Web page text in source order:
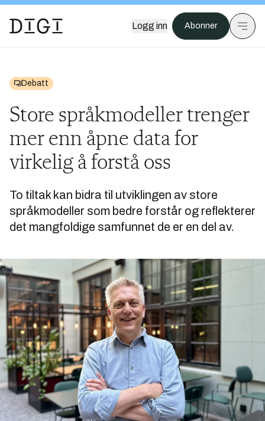
Logg inn Abonner
Debatt
Store språkmodeller trenger
mer enn åpne data for
virkelig å forstå oss
To tiltak kan bidra til utviklingen av store
språkmodeller som bedre forstår og reflekterer
det mangfoldige samfunnet de er en del av.